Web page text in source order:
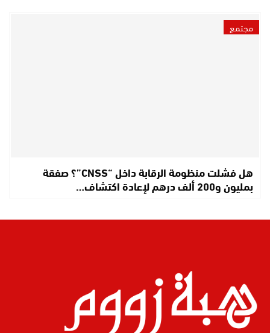
مجتمع
هل فشلت منظومة الرقابة داخل “CNSS”؟ صفقة
بمليون و200 ألف درهم لإعادة اكتشاف…